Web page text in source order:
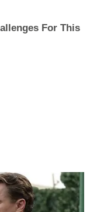
For This